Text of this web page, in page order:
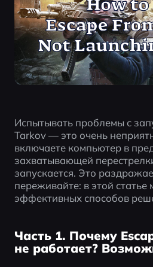
Испытывать проблемы с
Tarkov — это очень
включаете компьютер в
захватывающей
запускается. Это
переживайте: в этой
эффективных способов
Часть 1. Почему
не работает?